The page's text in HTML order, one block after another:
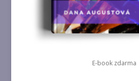
E-book zdarma